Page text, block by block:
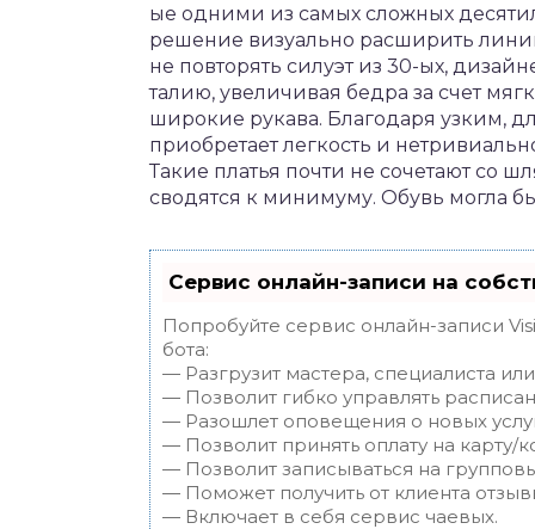
ые одними из самых сложных
решение визуально расширить
не повторять силуэт из 30-ых,
талию, увеличивая бедра за счет
широкие рукава. Благодаря узким,
приобретает легкость и
Такие платья почти не сочетают со
сводятся к минимуму. Обувь могла
Сервис онлайн-записи на
Попробуйте сервис онлайн-записи
бота:
— Разгрузит мастера, специалиста
— Позволит гибко управлять
— Разошлет оповещения о новых
— Позволит принять оплату на карту/
— Позволит записываться на
— Поможет получить от клиента
— Включает в себя сервис чаевых.